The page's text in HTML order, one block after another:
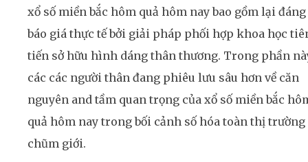
xổ số miền bắc hôm quả hôm nay bao gồm lại đáng
báo giá thực tế bởi giải pháp phối hợp khoa học
tiến sở hữu hình dáng thân thương. Trong phần
các các người thân đang phiêu lưu sâu hơn về căn
nguyên and tầm quan trọng của xổ số miền bắc
quả hôm nay trong bối cảnh số hóa toàn thị trường
chũm giới.